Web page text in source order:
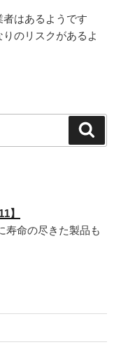
はあるようです
のリスクがあるよ
】
寿命の尽きた製品も